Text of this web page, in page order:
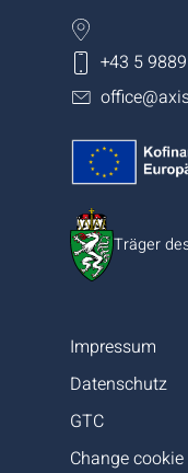
+43 5
Träger
Impressum
Datenschutz
GTC
Change